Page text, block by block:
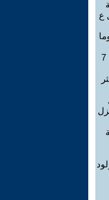
ع
حظك اليوم الجمعة 7